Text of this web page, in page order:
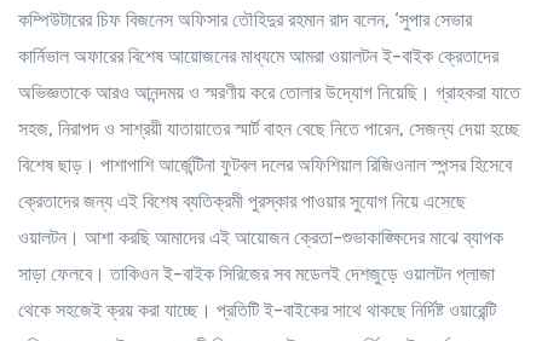
কম্পিউটারের চিফ বিজনেস অফিসার তৌহিদুর রহমান রাদ বলেন, ‘সুপার সেভার
কার্নিভাল অফারের বিশেষ আয়োজনের মাধ্যমে আমরা ওয়ালটন ই-বাইক ক্রেতাদের
অভিজ্ঞতাকে আরও আনন্দময় ও স্মরণীয় করে তোলার উদ্যোগ নিয়েছি। গ্রাহকরা যাতে
সহজ, নিরাপদ ও সাশ্রয়ী যাতায়াতের স্মার্ট বাহন বেছে নিতে পারেন, সেজন্য দেয়া হচ্ছে
বিশেষ ছাড়। পাশাপাশি আর্জেন্টিনা ফুটবল দলের অফিশিয়াল রিজিওনাল স্পন্সর হিসেবে
ক্রেতাদের জন্য এই বিশেষ ব্যতিক্রমী পুরস্কার পাওয়ার সুযোগ নিয়ে এসেছে
ওয়ালটন। আশা করছি আমাদের এই আয়োজন ক্রেতা-শুভাকাঙ্ক্ষিদের মাঝে ব্যাপক
সাড়া ফেলবে। তাকিওন ই-বাইক সিরিজের সব মডেলই দেশজুড়ে ওয়ালটন প্লাজা
থেকে সহজেই ক্রয় করা যাচ্ছে। প্রতিটি ই-বাইকের সাথে থাকছে নির্দিষ্ট ওয়ারেন্টি